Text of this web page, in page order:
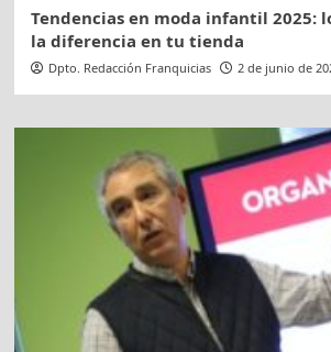
Tendencias en moda infantil 2025:
la diferencia en tu tienda
Dpto. Redacción Franquicias 2 de junio de